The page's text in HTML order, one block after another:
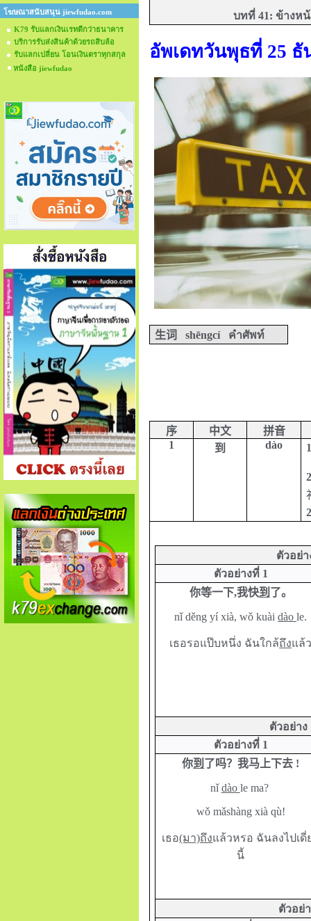
โฆษณาสนับสนุน jiewfudao.com
K79 รับแลกเงินเรทดีกว่าธนาคาร
บริการรับส่งสินค้าด้วยรถสิบล้อ
รับแลกเปลี่ยน โอนเงินตราทุกสกุล
หนังสือ jiewfudao
บทที่ 41: ข้างห
อัพเดทวันพุธที่ 25 ธั
生词 shēngcí คำศัพท์
序 中文
拼音
1
到 dào
ตัวอย่
ตัวอย่างที่ 1
你等一下,我快到 了。
nǐ děng yí xià, wǒ kuàidàole.
เธอรอแป๊บหนึ่ง ฉันใกล้ถึงแล้
ตัวอย่าง
ตัวอย่างที่ 1
你到 了吗？我马上下去 !
nǐdào le ma?
wǒ mǎshàng xià qù!
เธอ(มา)ถึงแล้วหรอ ฉันลงไปเดี่
นี้
ตัวอย่